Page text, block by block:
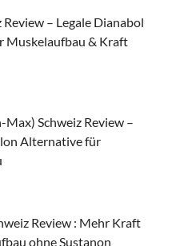
Review – Legale Dianabol
Muskelaufbau & Kraft
Max) Schweiz Review –
Alternative für
Review : Mehr Kraft
ohne Sustanon